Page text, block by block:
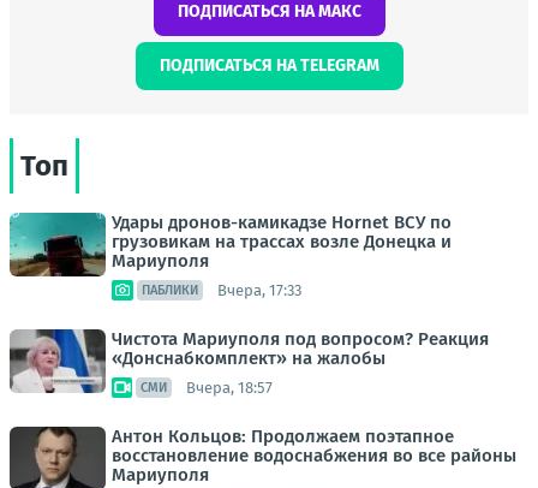
ПОДПИСАТЬСЯ НА МАКС
ПОДПИСАТЬСЯ НА TELEGRAM
Топ
Удары дронов-камикадзе Hornet ВСУ по
грузовикам на трассах возле Донецка и
Мариуполя
ПАБЛИКИ Вчера, 17:33
Чистота Мариуполя под вопросом? Реакция
«Донснабкомплект» на жалобы
СМИ Вчера, 18:57
Антон Кольцов: Продолжаем поэтапное
восстановление водоснабжения во все районы
Мариуполя